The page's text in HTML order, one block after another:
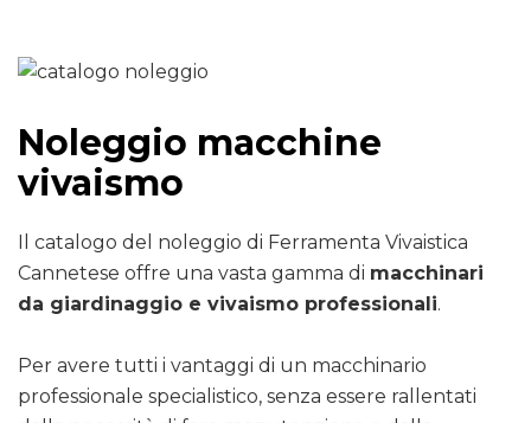
Noleggio macchine
vivaismo
Il catalogo del noleggio di Ferramenta Vivaistica
Cannetese offre una vasta gamma di macchinari
da giardinaggio e vivaismo professionali.
Per avere tutti i vantaggi di un macchinario
professionale specialistico, senza essere rallentati